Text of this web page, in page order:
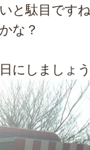
と駄目です
な？
にしましょ